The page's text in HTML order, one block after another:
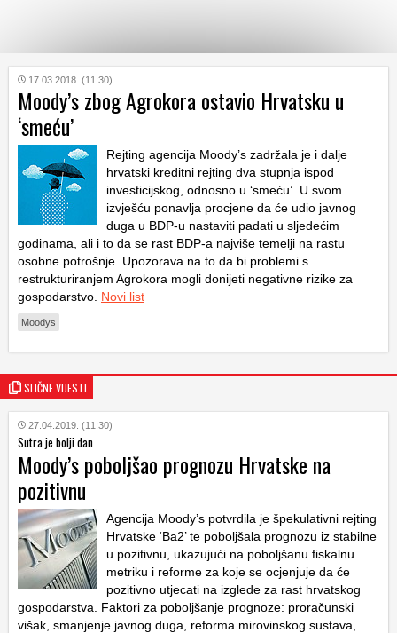
KATEGORIJE
HRVATSKI
WEB
17.03.2018. (11:30)
Moody’s zbog Agrokora ostavio Hrvatsku u
‘smeću’
Rejting agencija Moody’s zadržala je i dalje
hrvatski kreditni rejting dva stupnja ispod
investicijskog, odnosno u ‘smeću’. U svom
izvješću ponavlja procjene da će udio javnog
duga u BDP-u nastaviti padati u sljedećim
godinama, ali i to da se rast BDP-a najviše temelji na rastu
osobne potrošnje. Upozorava na to da bi problemi s
restrukturiranjem Agrokora mogli donijeti negativne rizike za
gospodarstvo. Novi list
Moodys
SLIČNE VIJESTI
27.04.2019. (11:30)
Sutra je bolji dan
Moody’s poboljšao prognozu Hrvatske na
pozitivnu
Agencija Moody’s potvrdila je špekulativni rejting
Hrvatske ‘Ba2’ te poboljšala prognozu iz stabilne
u pozitivnu, ukazujući na poboljšanu fiskalnu
metriku i reforme za koje se ocjenjuje da će
pozitivno utjecati na izglede za rast hrvatskog
gospodarstva. Faktori za poboljšanje prognoze: proračunski
višak, smanjenje javnog duga, reforma mirovinskog sustava,